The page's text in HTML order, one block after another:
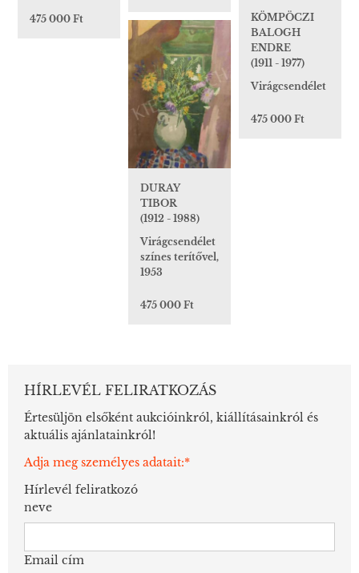
475 000 Ft
KÖMPÖCZI
BALOGH
ENDRE
(1911 - 1977)
Virágcsendélet
475 000 Ft
DURAY
TIBOR
(1912 - 1988)
Virágcsendélet
színes terítővel,
1953
475 000 Ft
HÍRLEVÉL FELIRATKOZÁS
Értesüljön elsőként aukcióinkról, kiállításainkról és
aktuális ajánlatainkról!
Adja meg személyes adatait:*
Hírlevél feliratkozó
neve
Email cím